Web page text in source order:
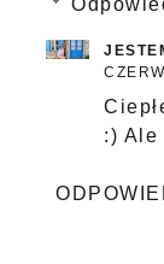
:) Ale